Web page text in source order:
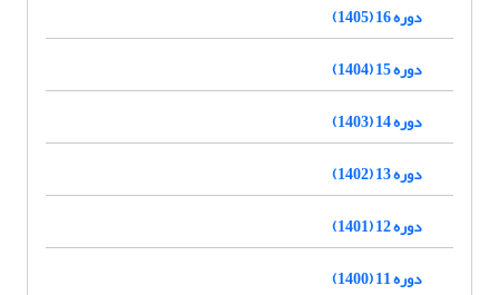
دوره 16 (1405)
دوره 15 (1404)
دوره 14 (1403)
دوره 13 (1402)
دوره 12 (1401)
دوره 11 (1400)